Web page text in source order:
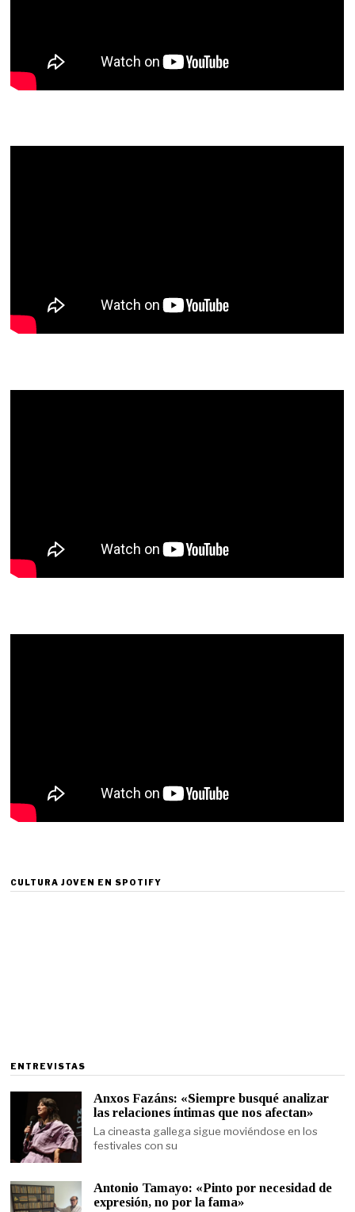
CULTURA JOVEN EN SPOTIFY
ENTREVISTAS
Anxos Fazáns: «Siempre busqué analizar
las relaciones íntimas que nos afectan»
La cineasta gallega sigue moviéndose en los
festivales con su
Antonio Tamayo: «Pinto por necesidad de
expresión, no por la fama»